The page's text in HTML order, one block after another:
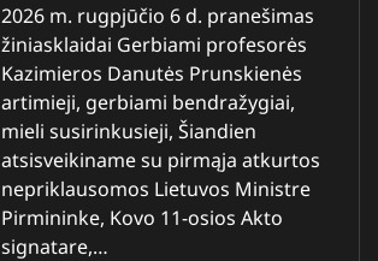
2026 m. rugpjūčio 6 d. pranešimas
žiniasklaidai Gerbiami profesorės
Kazimieros Danutės Prunskienės
artimieji, gerbiami bendražygiai,
mieli susirinkusieji, Šiandien
atsisveikiname su pirmąja atkurtos
nepriklausomos Lietuvos Ministre
Pirmininke, Kovo 11-osios Akto
signatare,…